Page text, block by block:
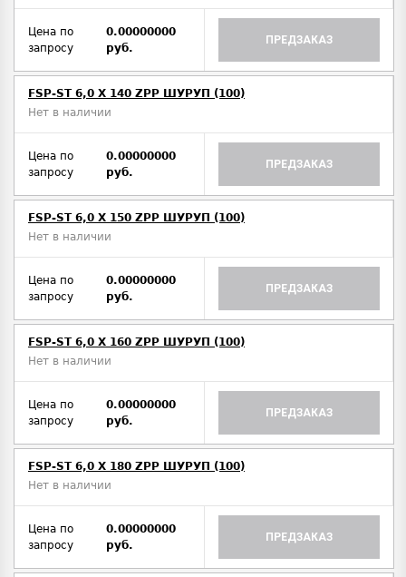
Цена по
запросу
0.00000000
руб.
ПРЕДЗАКАЗ
FSP-ST 6,0 X 140 ZPP ШУРУП (100)
Нет в наличии
Цена по
запросу
0.00000000
руб.
ПРЕДЗАКАЗ
FSP-ST 6,0 X 150 ZPP ШУРУП (100)
Нет в наличии
Цена по
запросу
0.00000000
руб.
ПРЕДЗАКАЗ
FSP-ST 6,0 X 160 ZPP ШУРУП (100)
Нет в наличии
Цена по
запросу
0.00000000
руб.
ПРЕДЗАКАЗ
FSP-ST 6,0 X 180 ZPP ШУРУП (100)
Нет в наличии
Цена по
запросу
0.00000000
руб.
ПРЕДЗАКАЗ